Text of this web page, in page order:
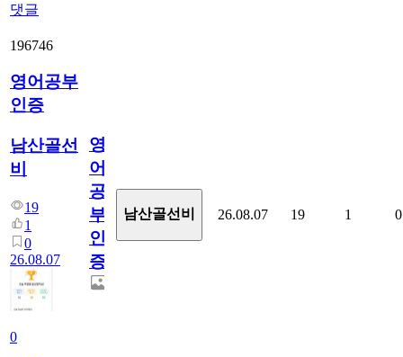
댓글
196746
영어공부
인증
남산골선
비
19
1
0
26.08.07
0
영
어
공
부
인
증
남산골선비 26.08.07 19 1 0